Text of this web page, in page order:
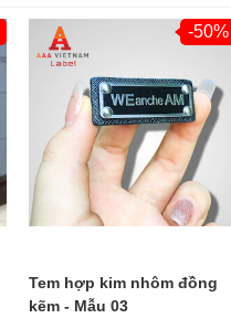
-50%
Tem hợp kim nhôm đồng
kẽm - Mẫu 03